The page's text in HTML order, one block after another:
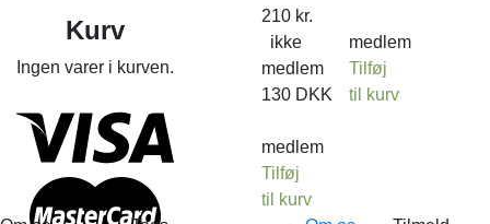
Kurv
Ingen varer i kurven.
210 kr.
ikke
medlem
130 DKK
medlem
Tilføj
til kurv
medlem
Tilføj
til kurv